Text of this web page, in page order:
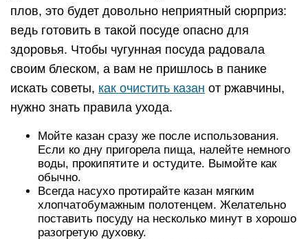
плов, это будет довольно неприятный сюрприз:
ведь готовить в такой посуде опасно для
здоровья. Чтобы чугунная посуда радовала
своим блеском, а вам не пришлось в панике
искать советы, как очистить казан от ржавчины,
нужно знать правила ухода.
Мойте казан сразу же после использования.
Если ко дну пригорела пища, налейте немного
воды, прокипятите и остудите. Вымойте как
обычно.
Всегда насухо протирайте казан мягким
хлопчатобумажным полотенцем. Желательно
поставить посуду на несколько минут в хорошо
разогретую духовку.